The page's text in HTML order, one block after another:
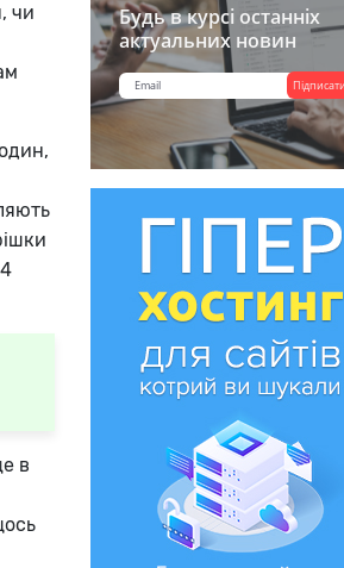
чи
в
Будь в курсі останніх
актуальних новин